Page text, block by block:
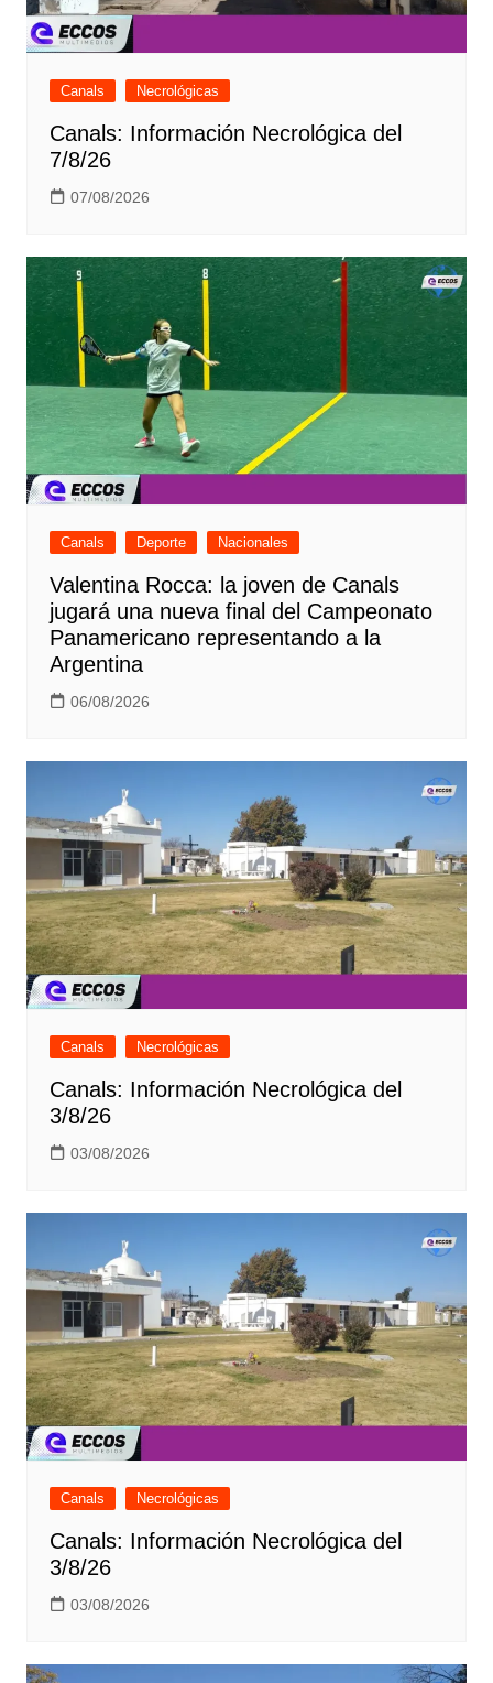
Canals Necrológicas
Canals: Información Necrológica del
7/8/26
07/08/2026
Canals Deporte Nacionales
Valentina Rocca: la joven de Canals
jugará una nueva final del Campeonato
Panamericano representando a la
Argentina
06/08/2026
Canals Necrológicas
Canals: Información Necrológica del
3/8/26
03/08/2026
Canals Necrológicas
Canals: Información Necrológica del
3/8/26
03/08/2026